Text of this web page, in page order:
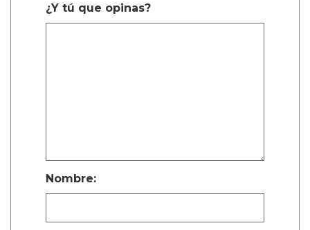
¿Y tú que opinas?
Nombre: